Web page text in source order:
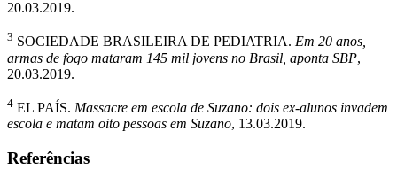
20.03.2019.
3 SOCIEDADE BRASILEIRA DE PEDIATRIA. Em 20 anos,
armas de fogo mataram 145 mil jovens no Brasil, aponta SBP,
20.03.2019.
4 EL PAÍS. Massacre em escola de Suzano: dois ex-alunos invadem
escola e matam oito pessoas em Suzano, 13.03.2019.
Referências